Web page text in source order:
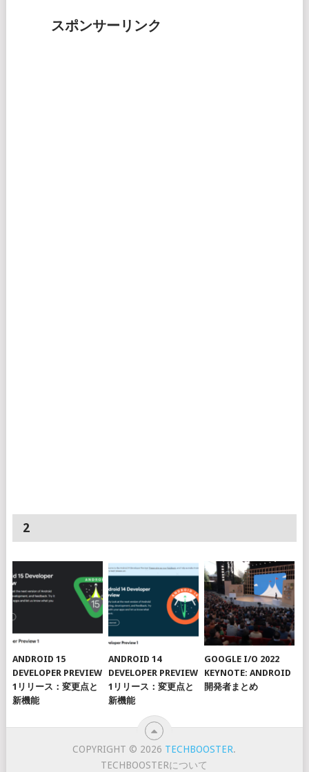
スポンサーリンク
2
ANDROID 15
DEVELOPER PREVIEW
1リリース：変更点と
新機能
ANDROID 14
DEVELOPER PREVIEW
1リリース：変更点と
新機能
GOOGLE I/O 2022
KEYNOTE: ANDROID
開発者まとめ
COPYRIGHT © 2026 TECHBOOSTER.
TECHBOOSTERについて